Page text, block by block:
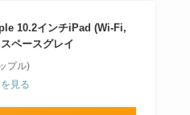
10.2インチiPad (Wi-Fi,
ペースグレイ
プル)
見る